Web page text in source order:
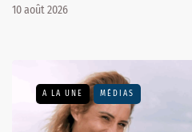
10 août 2026
A LA UNE MÉDIAS